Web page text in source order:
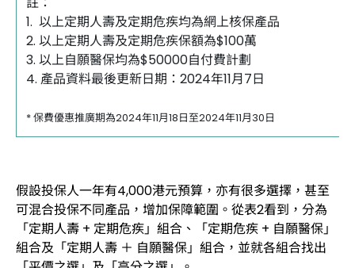
1. 以上定期人壽及定期危疾均為網上核保產品
2. 以上定期人壽及定期危疾保額為$100萬
3. 以上自願醫保均為$50000自付費計劃
4. 產品資料最後更新日期：2024年11月7日
* 保費優惠推廣期為2024年11月18日至2024年11月30日
假設投保人一年有4,000港元預算，亦有很多選擇，甚至
可混合投保不同產品，增加保障範圍。從表2看到，分為
「定期人壽 + 定期危疾」組合、「定期危疾 + 自願醫保」
組合及「定期人壽 ＋ 自願醫保」組合，並就各組合找出